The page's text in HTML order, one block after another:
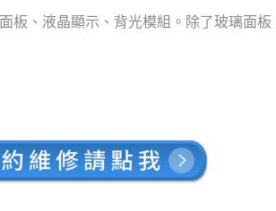
板、液晶顯示、背光模組。除了玻璃面